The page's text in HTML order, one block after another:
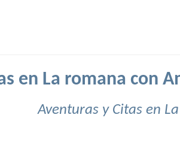
en La romana con
Aventuras y Citas en